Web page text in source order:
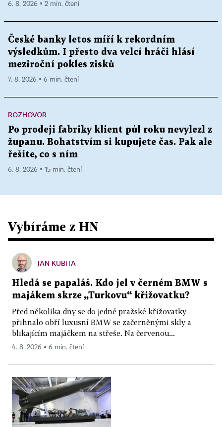
6. 8. 2026 ▪ 2 min. čtení
České banky letos míří k rekordním
výsledkům. I přesto dva velcí hráči hlásí
meziroční pokles zisků
7. 8. 2026 ▪ 6 min. čtení
ROZHOVOR
Po prodeji fabriky klient půl roku nevylezl z
županu. Bohatstvím si kupujete čas. Pak ale
řešíte, co s ním
6. 8. 2026 ▪ 15 min. čtení
Vybíráme z HN
JAN KUBITA
Hledá se papaláš. Kdo jel v černém BMW s
majákem skrze „Turkovu“ křižovatku?
Před několika dny se do jedné pražské křižovatky
přihnalo obří luxusní BMW se začerněnými skly a
blikajícím majáčkem na střeše. Na červenou...
4. 8. 2026 ▪ 6 min. čtení